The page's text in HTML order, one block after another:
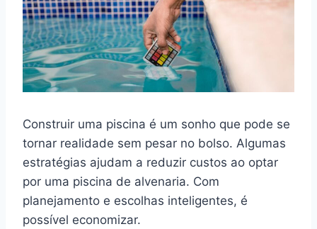
Construir uma piscina é um sonho que pode se
tornar realidade sem pesar no bolso. Algumas
estratégias ajudam a reduzir custos ao optar
por uma piscina de alvenaria. Com
planejamento e escolhas inteligentes, é
possível economizar.